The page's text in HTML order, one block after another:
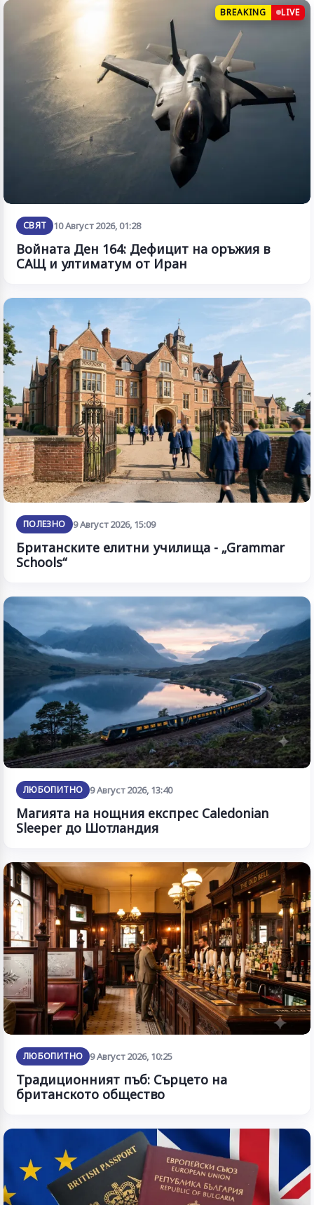
BREAKING LIVE
СВЯТ 10 Август 2026, 01:28
Войната Ден 164: Дефицит на оръжия в
САЩ и ултиматум от Иран
ПОЛЕЗНО 9 Август 2026, 15:09
Британските елитни училища - „Grammar
Schools“
ЛЮБОПИТНО 9 Август 2026, 13:40
Магията на нощния експрес Caledonian
Sleeper до Шотландия
ЛЮБОПИТНО 9 Август 2026, 10:25
Традиционният пъб: Сърцето на
британското общество